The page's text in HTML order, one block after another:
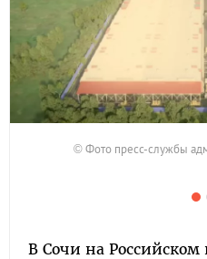
© Фото пресс-службы
В Сочи на